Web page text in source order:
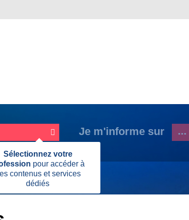
Je m'informe sur
Sélectionnez votre
pour accéder à
contenus et services
dédiés
cette
aides
Page
Aux étudiants